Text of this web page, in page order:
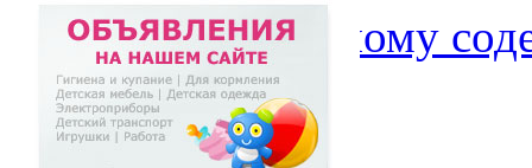
Перейти к основному